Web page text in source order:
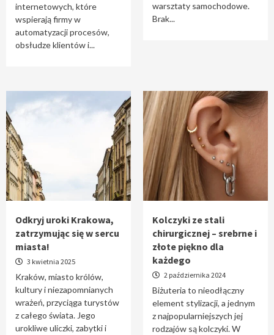
internetowych, które
wspierają firmy w
automatyzacji procesów,
obsłudze klientów i...
warsztaty samochodowe.
Brak...
Odkryj uroki Krakowa,
zatrzymując się w sercu
miasta!
3 kwietnia 2025
Kraków, miasto królów,
kultury i niezapomnianych
wrażeń, przyciąga turystów
z całego świata. Jego
urokliwe uliczki, zabytki i
Kolczyki ze stali
chirurgicznej – srebrne i
złote piękno dla
każdego
2 października 2024
Biżuteria to nieodłączny
element stylizacji, a jednym
z najpopularniejszych jej
rodzajów są kolczyki. W